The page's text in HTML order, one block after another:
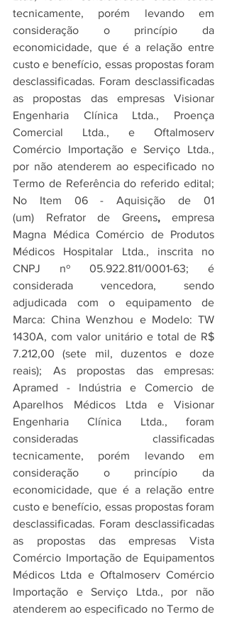
tecnicamente, porém levando em
consideração o princípio da
economicidade, que é a relação entre
custo e benefício, essas propostas foram
desclassificadas. Foram desclassificadas
as propostas das empresas Visionar
Engenharia Clínica Ltda., Proença
Comercial Ltda., e Oftalmoserv
Comércio Importação e Serviço Ltda.,
por não atenderem ao especificado no
Termo de Referência do referido edital;
No Item 06 - Aquisição de 01
(um) Refrator de Greens, empresa
Magna Médica Comércio de Produtos
Médicos Hospitalar Ltda., inscrita no
CNPJ nº 05.922.811/0001-63; é
considerada vencedora, sendo
adjudicada com o equipamento de
Marca: China Wenzhou e Modelo: TW
1430A, com valor unitário e total de R$
7.212,00 (sete mil, duzentos e doze
reais); As propostas das empresas:
Apramed - Indústria e Comercio de
Aparelhos Médicos Ltda e Visionar
Engenharia Clínica Ltda., foram
consideradas classificadas
tecnicamente, porém levando em
consideração o princípio da
economicidade, que é a relação entre
custo e benefício, essas propostas foram
desclassificadas. Foram desclassificadas
as propostas das empresas Vista
Comércio Importação de Equipamentos
Médicos Ltda e Oftalmoserv Comércio
Importação e Serviço Ltda., por não
atenderem ao especificado no Termo de